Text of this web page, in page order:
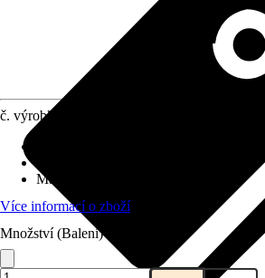
č. výrobku
Materiál
Více informací o zboží
Množství (Balení)